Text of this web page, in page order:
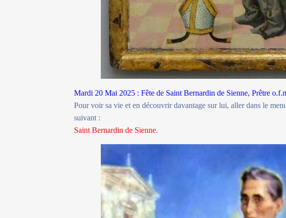
Mardi 20 Mai 2025 : Fête de Saint Bernardin de Sienne, Prêtre
Pour voir sa vie et en découvrir davantage sur lui, aller dans le
suivant :
Saint Bernardin de Sienne.